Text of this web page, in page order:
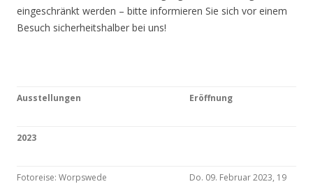
eingeschränkt werden – bitte informieren Sie sich vor einem
Besuch sicherheitshalber bei uns!
Ausstellungen Eröffnung
2023
Fotoreise: Worpswede
Do. 09. Februar 2023, 19